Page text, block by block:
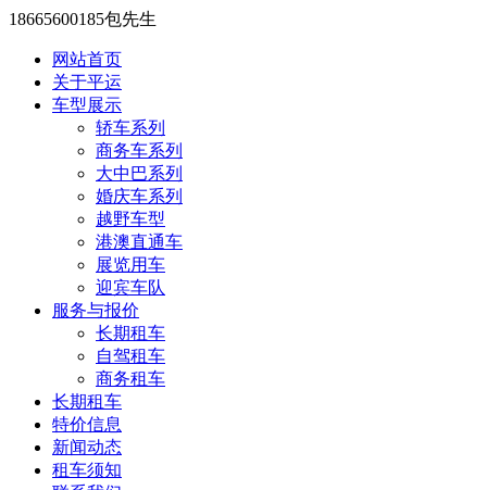
18665600185包先生
网站首页
关于平运
车型展示
轿车系列
商务车系列
大中巴系列
婚庆车系列
越野车型
港澳直通车
展览用车
迎宾车队
服务与报价
长期租车
自驾租车
商务租车
长期租车
特价信息
新闻动态
租车须知